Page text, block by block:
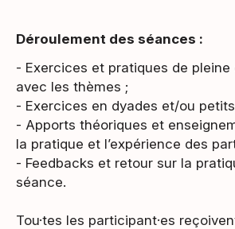
Déroulement des séances :
- Exercices et pratiques de
avec les thèmes ;
- Exercices en dyades et/ou
- Apports théoriques et
la pratique et l’expérience des
- Feedbacks et retour sur la
séance.
Tou·tes les participant·es